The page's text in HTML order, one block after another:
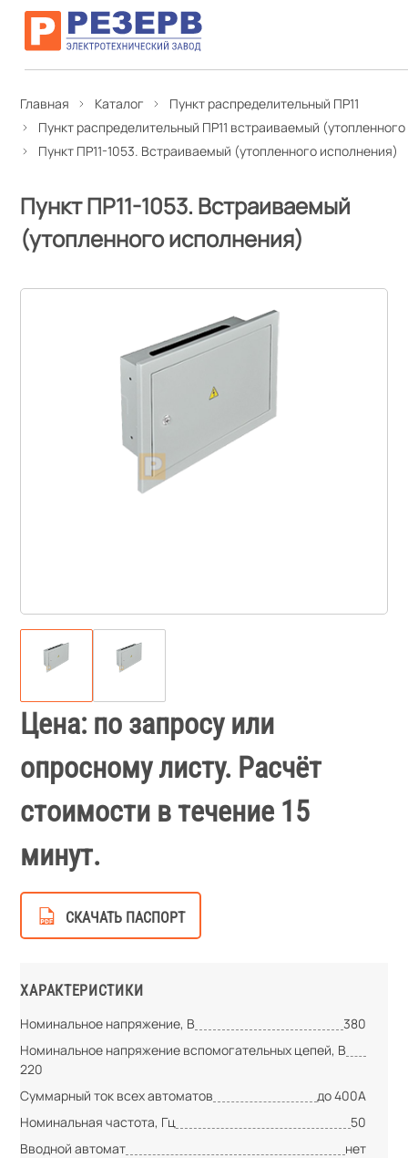
Главная Каталог
Пункт распределительный ПР11
Пункт распределительный ПР11 встраиваемый
Пункт ПР11-1053. Встраиваемый (утопленного исполнения)
Пункт ПР11-1053. Встраиваемый
(утопленного исполнения)
Цена: по запросу или
опросному листу. Расчёт
стоимости в течение 15
минут.
СКАЧАТЬ ПАСПОРТ
ХАРАКТЕРИСТИКИ
Номинальное напряжение, В
380
Номинальное напряжение вспомогательных цепей, В
220
Суммарный ток всех автоматов
до 400А
Номинальная частота, Гц
50
Вводной автомат
нет